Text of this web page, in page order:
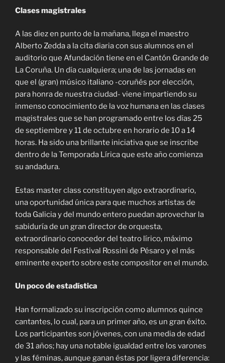
Clases magistrales
A las diez en punto de la mañana, llega el maestro
Alberto Zedda a la cita diaria con sus alumnos en el
auditorio que Afundación tiene en el Cantón Grande de
La Coruña. Un día cualquiera; una de las jornadas en
que el (gran) músico italiano -coruñés por elección,
para honra de nuestra ciudad- viene impartiendo su
inmenso conocimiento de la voz humana en las clases
magistrales que se han programado entre los días 25
de septiembre y 11 de octubre en horario de 10 a 14
horas. Ha sido una brillante iniciativa que se inscribe
dentro de la Temporada Lírica que este año comienza
su andadura.
Estas master class constituyen algo extraordinario,
una oportunidad única para que muchos artistas de
toda Galicia y del mundo entero puedan aprovechar la
sabiduría de un gran director de orquesta,
extraordinario conocedor del teatro lírico, máximo
responsable del Festival Rossini de Pésaro y el más
eminente experto sobre este compositor en el mundo.
Un poco de estadística
Han formalizado su inscripción como alumnos quince
cantantes, lo cual, para un primer año, es un gran éxito.
Los participantes son jóvenes, con una media de edad
de 31 años; hay una notable igualdad entre los varones
y las féminas, aunque ganan éstas por ligera diferencia: